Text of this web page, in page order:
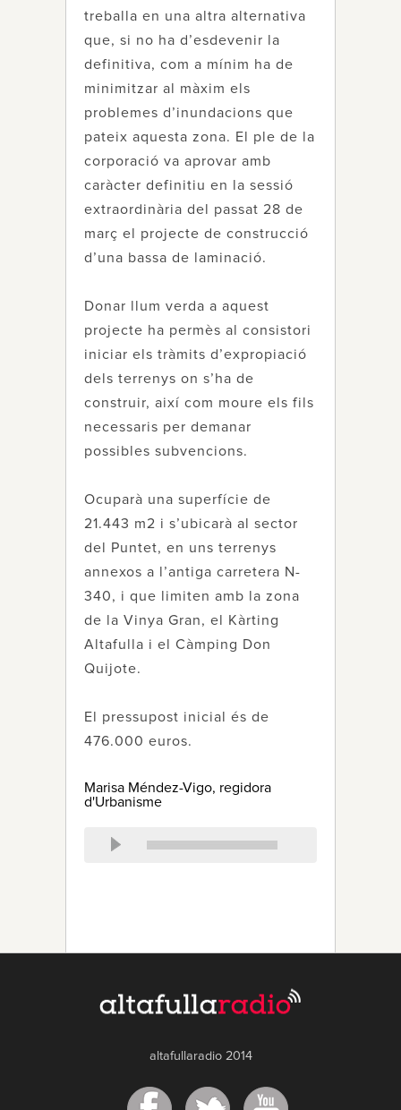
treballa en una altra alternativa
que, si no ha d’esdevenir la
definitiva, com a mínim ha de
minimitzar al màxim els
problemes d’inundacions que
pateix aquesta zona. El ple de la
corporació va aprovar amb
caràcter definitiu en la sessió
extraordinària del passat 28 de
març el projecte de construcció
d’una bassa de laminació.
Donar llum verda a aquest
projecte ha permès al consistori
iniciar els tràmits d’expropiació
dels terrenys on s’ha de
construir, així com moure els fils
necessaris per demanar
possibles subvencions.
Ocuparà una superfície de
21.443 m2 i s’ubicarà al sector
del Puntet, en uns terrenys
annexos a l’antiga carretera N-
340, i que limiten amb la zona
de la Vinya Gran, el Kàrting
Altafulla i el Càmping Don
Quijote.
El pressupost inicial és de
476.000 euros.
Marisa Méndez-Vigo, regidora
d'Urbanisme
altafullaradio 2014